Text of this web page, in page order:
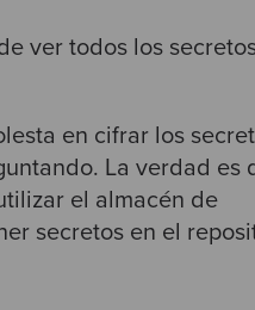
ver todos los
en cifrar los
La verdad es
el almacén de
secretos en el